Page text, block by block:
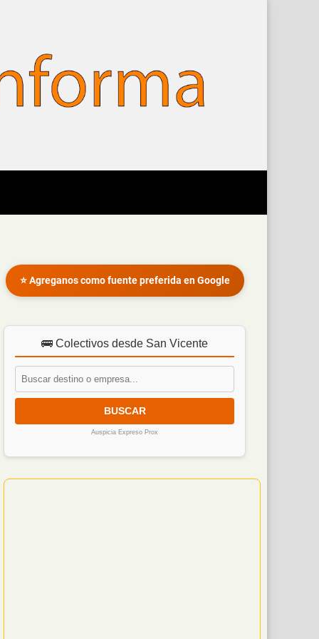
⭐ Agreganos como fuente preferida en Google
🚌 Colectivos desde San Vicente
BUSCAR
Auspicia Expreso Prox